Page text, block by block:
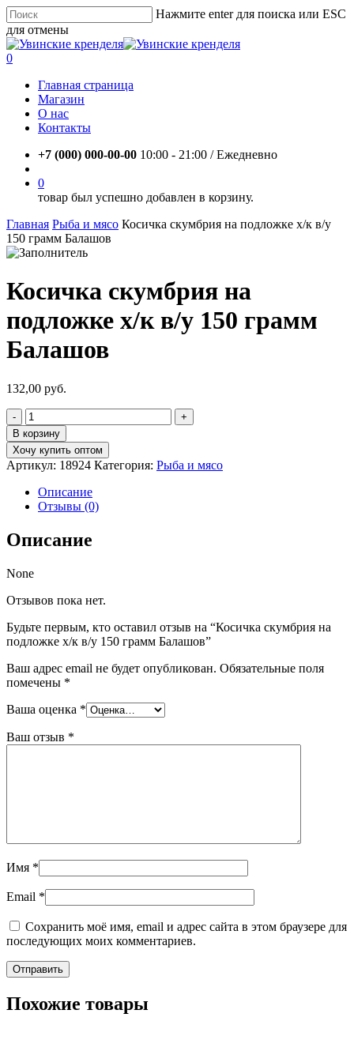
Skip
to
main
content
Нажмите enter для поиска или ESC
для отмены
Close
Search
account
0
Главная страница
Магазин
О нас
Контакты
+7 (000) 000-00-00 10:00 - 21:00 / Eжедневно
0
товар был успешно добавлен в корзину.
Главная Рыба и мясо Косичка скумбрия на подложке х/к в/у
150 грамм Балашов
Косичка скумбрия на
подложке х/к в/у 150 грамм
Балашов
132,00 руб.
Количество
товара
Косичка
скумбрия
на
подложке
у
грамм
В корзину
Хочу купить оптом
Артикул: 18924 Категория: Рыба и мясо
Описание
Отзывы (0)
Описание
None
Отзывов пока нет.
Будьте первым, кто оставил отзыв на “Косичка скумбрия на
подложке х/к в/у 150 грамм Балашов”
Ваш адрес email не будет опубликован. Обязательные поля
помечены *
Ваша оценка *
Ваш отзыв *
Имя *
Email *
Сохранить моё имя, email и адрес сайта в этом браузере для
последующих моих комментариев.
Похожие товары